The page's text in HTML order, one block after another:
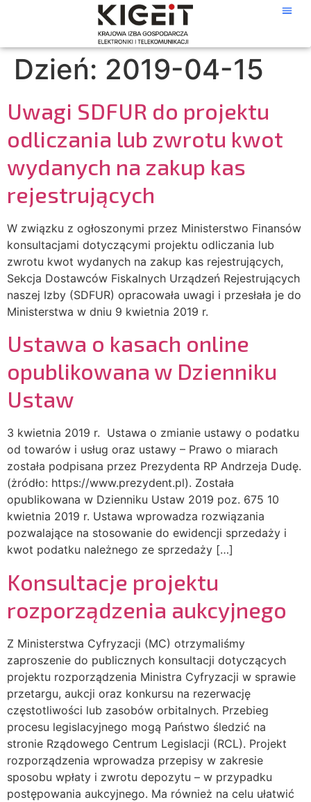
Dzień: 2019-04-15
Uwagi SDFUR do projektu
odliczania lub zwrotu kwot
wydanych na zakup kas
rejestrujących
W związku z ogłoszonymi przez Ministerstwo Finansów
konsultacjami dotyczącymi projektu odliczania lub
zwrotu kwot wydanych na zakup kas rejestrujących,
Sekcja Dostawców Fiskalnych Urządzeń Rejestrujących
naszej Izby (SDFUR) opracowała uwagi i przesłała je do
Ministerstwa w dniu 9 kwietnia 2019 r.
Ustawa o kasach online
opublikowana w Dzienniku
Ustaw
3 kwietnia 2019 r. Ustawa o zmianie ustawy o podatku
od towarów i usług oraz ustawy – Prawo o miarach
została podpisana przez Prezydenta RP Andrzeja Dudę.
(żródło: https://www.prezydent.pl). Została
opublikowana w Dzienniku Ustaw 2019 poz. 675 10
kwietnia 2019 r. Ustawa wprowadza rozwiązania
pozwalające na stosowanie do ewidencji sprzedaży i
kwot podatku należnego ze sprzedaży […]
Konsultacje projektu
rozporządzenia aukcyjnego
Z Ministerstwa Cyfryzacji (MC) otrzymaliśmy
zaproszenie do publicznych konsultacji dotyczących
projektu rozporządzenia Ministra Cyfryzacji w sprawie
przetargu, aukcji oraz konkursu na rezerwację
częstotliwości lub zasobów orbitalnych. Przebieg
procesu legislacyjnego mogą Państwo śledzić na
stronie Rządowego Centrum Legislacji (RCL). Projekt
rozporządzenia wprowadza przepisy w zakresie
sposobu wpłaty i zwrotu depozytu – w przypadku
postępowania aukcyjnego. Ma również na celu ułatwić